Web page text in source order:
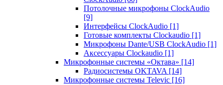
Потолочные микрофоны ClockAudio
[9]
Интерфейсы ClockAudio [1]
Готовые комплекты Clockaudio [1]
Микрофоны Dante/USB ClockAudio [1]
Аксессуары Clockaudio [1]
Микрофонные системы «Октава» [14]
Радиосистемы OKTAVA [14]
Микрофонные системы Televic [16]